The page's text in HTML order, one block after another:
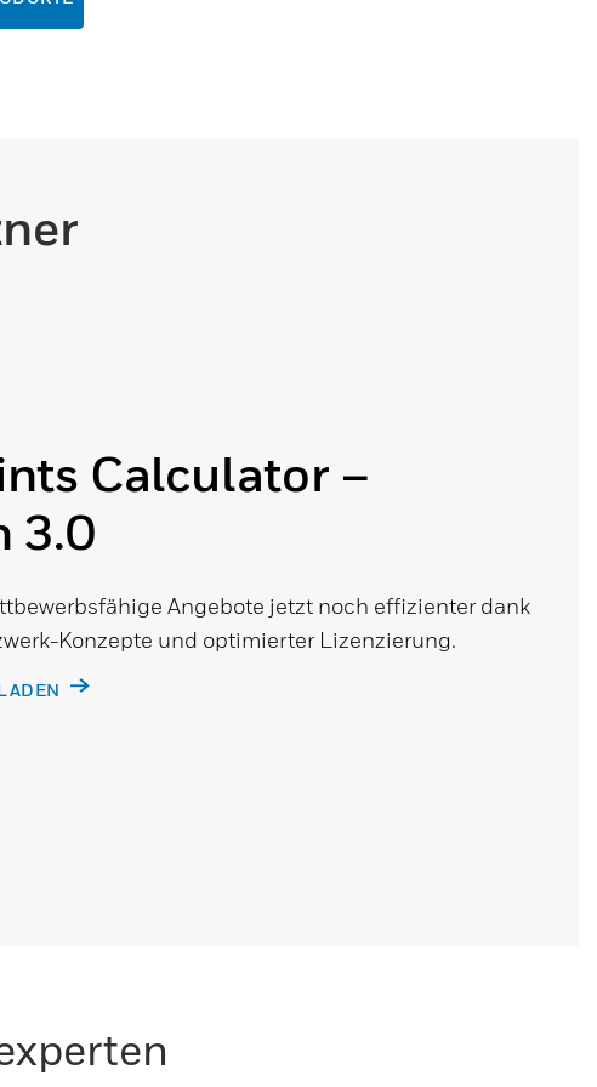
Calculator –
3.0
Angebote jetzt noch effizienter dank
Konzepte und optimierter Lizenzierung.